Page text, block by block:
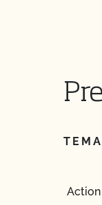
Action
Soy
Si
Si